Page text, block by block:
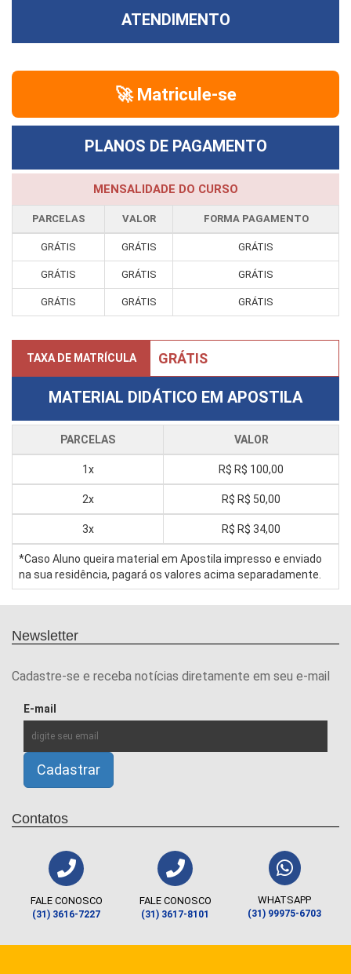
ATENDIMENTO
🚀 Matricule-se
PLANOS DE PAGAMENTO
MENSALIDADE DO CURSO
PARCELAS VALOR FORMA PAGAMENTO
GRÁTIS GRÁTIS GRÁTIS
GRÁTIS GRÁTIS GRÁTIS
GRÁTIS GRÁTIS GRÁTIS
TAXA DE MATRÍCULA GRÁTIS
MATERIAL DIDÁTICO EM APOSTILA
PARCELAS VALOR
1x R$ R$ 100,00
2x R$ R$ 50,00
3x R$ R$ 34,00
*Caso Aluno queira material em Apostila impresso e enviado
na sua residência, pagará os valores acima separadamente.
Newsletter
Cadastre-se e receba notícias diretamente em seu e-mail
E-mail
Contatos
FALE CONOSCO
(31) 3616-7227
FALE CONOSCO
(31) 3617-8101
WHATSAPP
(31) 99975-6703